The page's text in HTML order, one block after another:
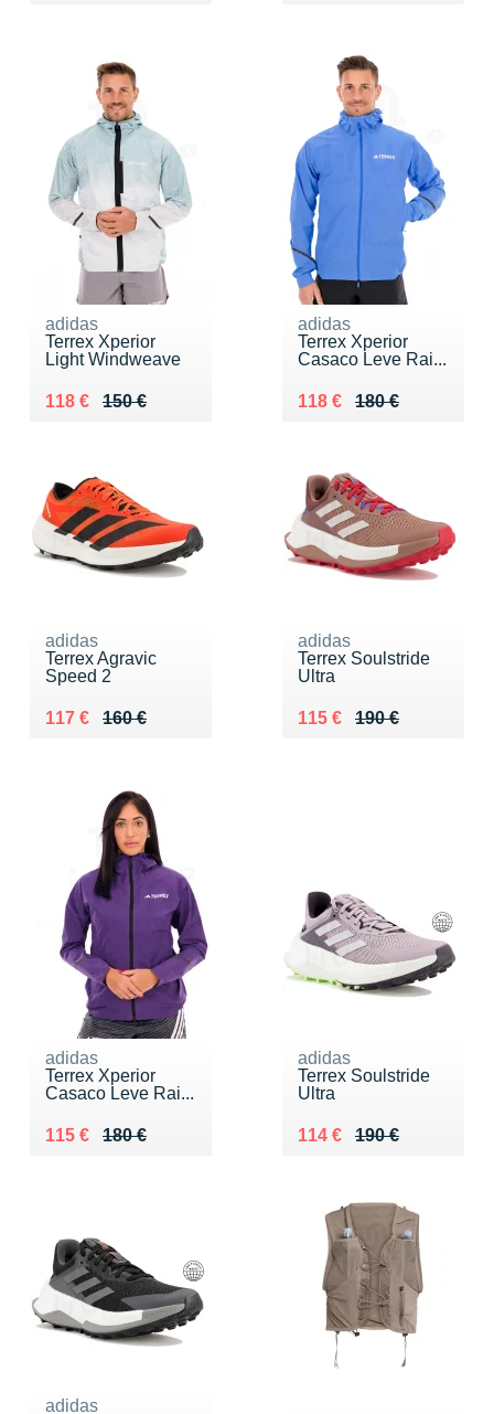
adidas
Terrex Xperior
Light Windweave
150 €
Au lieu de 150 €
118 €
Vendu 118 €
adidas
Terrex Xperior
Casaco Leve Rai...
180 €
Au lieu de 180 €
118 €
Vendu 118 €
adidas
Terrex Agravic
Speed 2
160 €
Au lieu de 160 €
117 €
Vendu 117 €
adidas
Terrex Soulstride
Ultra
190 €
Au lieu de 190 €
115 €
Vendu 115 €
adidas
Terrex Xperior
Casaco Leve Rai...
180 €
Au lieu de 180 €
115 €
Vendu 115 €
adidas
Terrex Soulstride
Ultra
190 €
Au lieu de 190 €
114 €
Vendu 114 €
adidas